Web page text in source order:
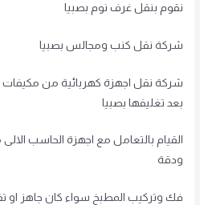
نقوم بنقل غرف نوم بصبيا
شركة نقل كنب ومجالس بصبيا
شركة نقل اجهزة كهربائية من
بعد تغليفها بصبيا
القيام بالتعامل مع اجهزة الحاسب
ودقة
فك وتركيب المطبخ سواء كان جاهز او